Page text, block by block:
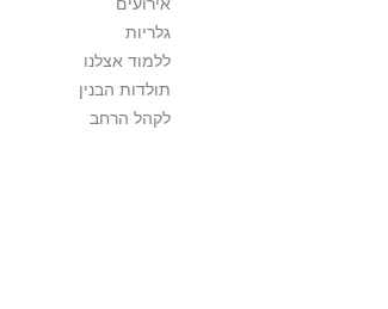
גלריות
ללמוד אצלנו
תולדות הבנין
לקהל הרחב